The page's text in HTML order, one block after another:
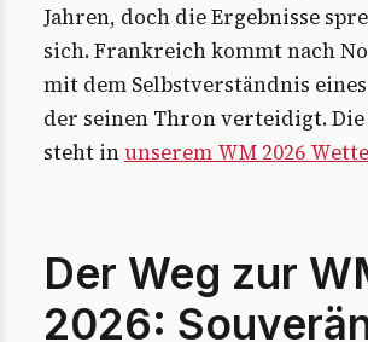
Jahren, doch die Ergebnisse
sich. Frankreich kommt nach
mit dem Selbstverständnis
der seinen Thron verteidigt. Die
steht inunserem WM 2026
Der Weg zur
2026: